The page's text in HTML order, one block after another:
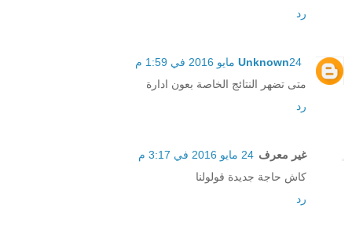
رد
Unknown24 مايو 2016 في 1:59 م
متى تضهر النتائج الخاصة بعون ادارة
رد
غير معرف 24 مايو 2016 في 3:17 م
كاش حاجة جديدة قولولنا
رد